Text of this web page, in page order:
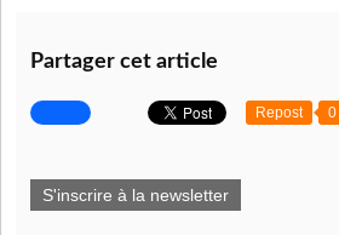
Partager cet article
Repost 0
S'inscrire à la newsletter